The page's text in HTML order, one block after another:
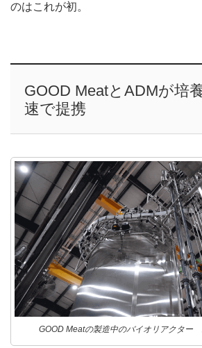
のはこれが初。
GOOD MeatとADMが培
速で提携
GOOD Meatの製造中のバイオリアクター